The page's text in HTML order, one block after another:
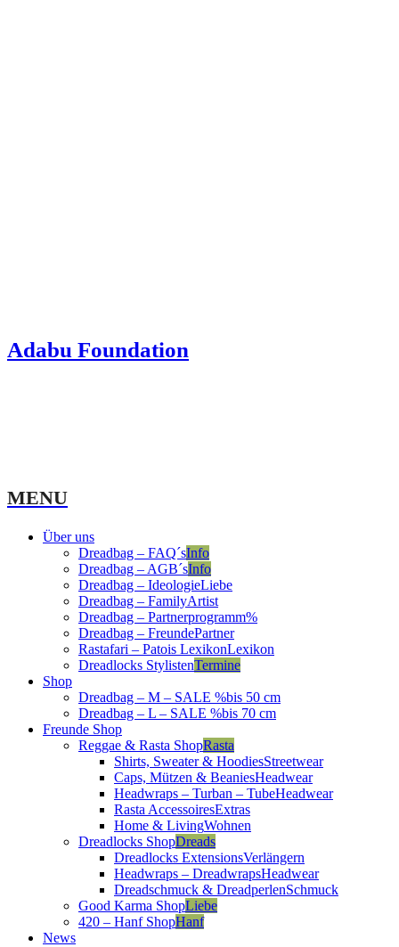
Adabu Foundation
MENU
Über uns
Dreadbag – FAQ´sInfo
Dreadbag – AGB´sInfo
Dreadbag – IdeologieLiebe
Dreadbag – FamilyArtist
Dreadbag – Partnerprogramm%
Dreadbag – FreundePartner
Rastafari – Patois LexikonLexikon
Dreadlocks StylistenTermine
Shop
Dreadbag – M – SALE %bis 50 cm
Dreadbag – L – SALE %bis 70 cm
Freunde Shop
Reggae & Rasta ShopRasta
Shirts, Sweater & HoodiesStreetwear
Caps, Mützen & BeaniesHeadwear
Headwraps – Turban – TubeHeadwear
Rasta AccessoiresExtras
Home & LivingWohnen
Dreadlocks ShopDreads
Dreadlocks ExtensionsVerlängern
Headwraps – DreadwrapsHeadwear
Dreadschmuck & DreadperlenSchmuck
Good Karma ShopLiebe
420 – Hanf ShopHanf
News